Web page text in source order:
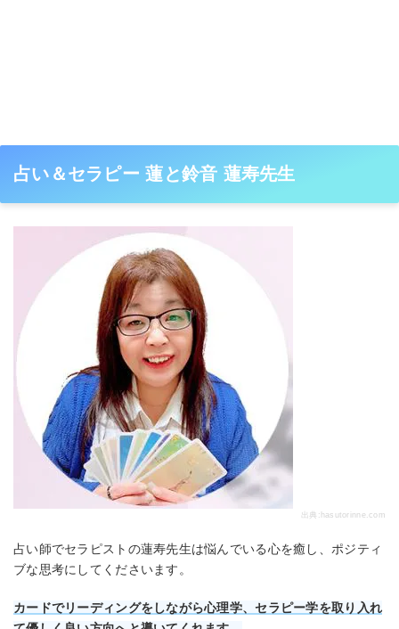
占い＆セラピー 蓮と鈴音 蓮寿先生
出典: hasutorinne.com
占い師でセラピストの蓮寿先生は悩んでいる心を癒し、ポジティ
ブな思考にしてくださいます。
カードでリーディングをしながら心理学、セラピー学を取り入れ